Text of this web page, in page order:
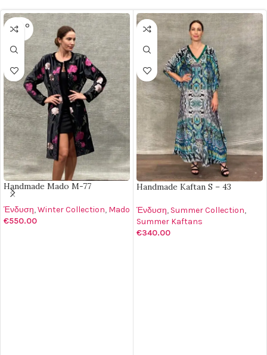
SOLD O
UT
Handmade Mado M-77
Ένδυση,Winter Collection, Mado
€550.00
Handmade Kaftan S – 43
Ένδυση, Summer Collection,
Summer Kaftans
€340.00